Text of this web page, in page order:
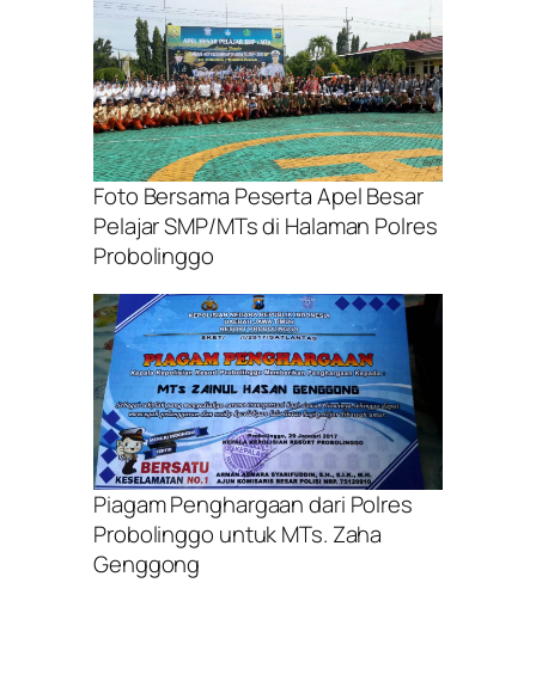
Foto Bersama Peserta Apel Besar
Pelajar SMP/MTs di Halaman Polres
Probolinggo
Piagam Penghargaan dari Polres
Probolinggo untuk MTs. Zaha
Genggong